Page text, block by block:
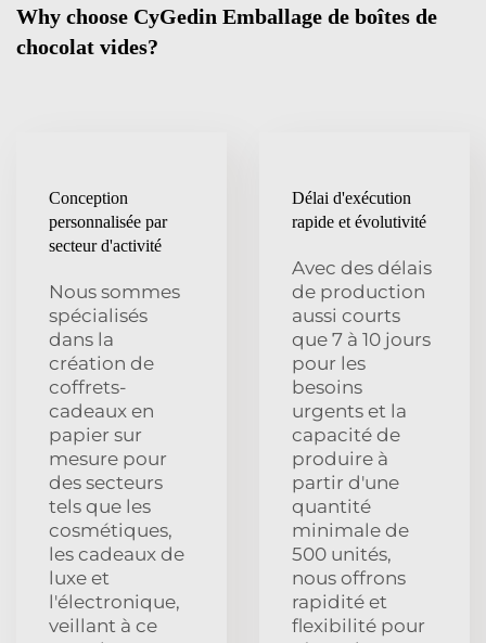
Why choose CyGedin Emballage de boîtes de
chocolat vides?
Conception
personnalisée par
secteur d'activité
Nous sommes
spécialisés
dans la
création de
coffrets-
cadeaux en
papier sur
mesure pour
des secteurs
tels que les
cosmétiques,
les cadeaux de
luxe et
l'électronique,
veillant à ce
Délai d'exécution
rapide et évolutivité
Avec des délais
de production
aussi courts
que 7 à 10 jours
pour les
besoins
urgents et la
capacité de
produire à
partir d'une
quantité
minimale de
500 unités,
nous offrons
rapidité et
flexibilité pour